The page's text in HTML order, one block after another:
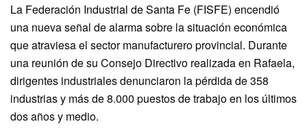
La Federación Industrial de Santa Fe (FISFE) encendió
una nueva señal de alarma sobre la situación económica
que atraviesa el sector manufacturero provincial. Durante
una reunión de su Consejo Directivo realizada en Rafaela,
dirigentes industriales denunciaron la pérdida de 358
industrias y más de 8.000 puestos de trabajo en los últimos
dos años y medio.